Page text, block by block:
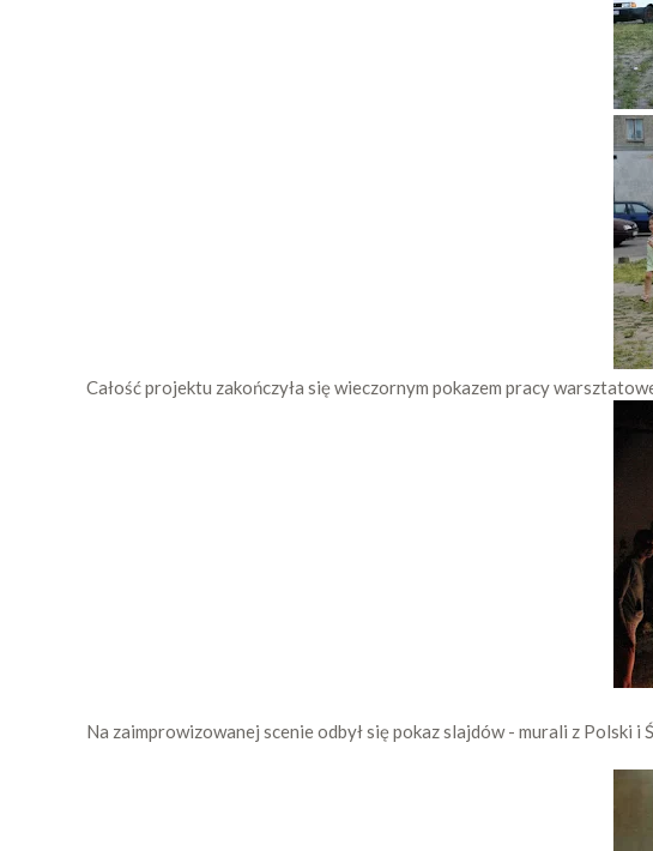
Całość projektu zakończyła się wieczornym pokazem pracy
Na zaimprowizowanej scenie odbył się pokaz slajdów - murali z Polski